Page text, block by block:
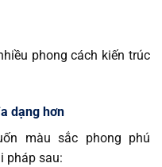
phong cách kiến trúc
dạng hơn
màu sắc phong phú
pháp sau: